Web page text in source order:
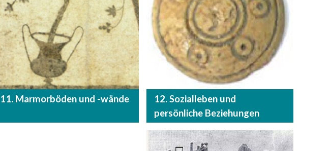
11. Marmorböden und -wände
12. Sozialleben und
persönliche Beziehungen